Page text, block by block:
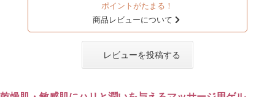
ポイントがたまる！
商品レビューについて
レビューを投稿する